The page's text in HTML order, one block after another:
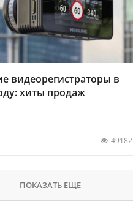
видеорегистраторы в
хиты продаж
49182
ПОКАЗАТЬ ЕЩЕ